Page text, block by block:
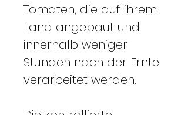
Tomaten, die auf ihrem
Land angebaut und
innerhalb weniger
Stunden nach der Ernte
verarbeitet werden.